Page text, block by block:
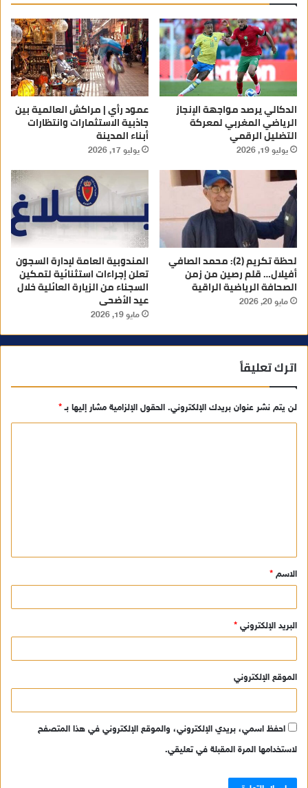
الدكالي يرصد مواجهة الإنجاز
الرياضي المغربي لمعركة
التضليل الرقمي
يوليو 19, 2026
عمود رأي | مراكش العالمية بين
جاذبية الاستثمارات وانتظارات
أبناء المدينة
يوليو 17, 2026
لحظة تكريم (2): محمد الصافي
أفيلال… قلم رصين من زمن
الصحافة الرياضية الراقية
مايو 20, 2026
المندوبية العامة لإدارة السجون
تعلن إجراءات استثنائية لتمكين
السجناء من الزيارة العائلية خلال
عيد الأضحى
مايو 19, 2026
اترك تعليقاً
لن يتم نشر عنوان بريدك الإلكتروني. الحقول الإلزامية مشار إليها بـ*
ق
*
الاسم *
البريد الإلكتروني *
الموقع الإلكتروني
احفظ اسمي، بريدي الإلكتروني، والموقع الإلكتروني في هذا المتصفح
لاستخدامها المرة المقبلة في تعليقي.